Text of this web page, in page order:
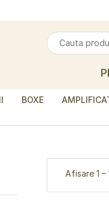
BOXE
Afisare 1 –